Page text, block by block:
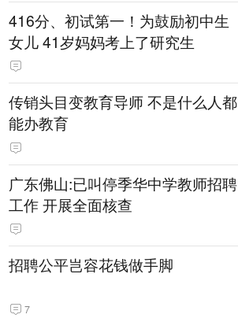
416分、初试第一！为鼓励初中生
女儿 41岁妈妈考上了研究生
传销头目变教育导师 不是什么人都
能办教育
广东佛山:已叫停季华中学教师招聘
工作 开展全面核查
招聘公平岂容花钱做手脚
7